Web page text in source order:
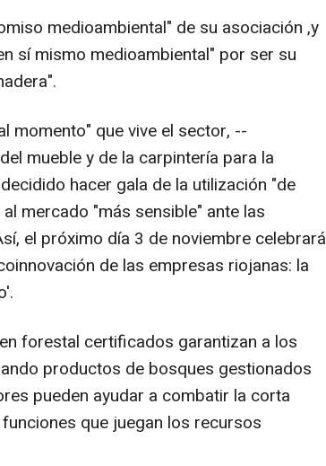
medioambiental" de su asociación ,y
sí mismo medioambiental" por ser su
momento" que vive el sector, --
mueble y de la carpintería para la
hacer gala de la utilización "de
mercado "más sensible" ante las
el próximo día 3 de noviembre celebrará
de las empresas riojanas: la
forestal certificados garantizan a los
productos de bosques gestionados
pueden ayudar a combatir la corta
que juegan los recursos